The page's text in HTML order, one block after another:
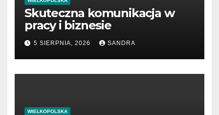
Skuteczna komunikacja w
pracy i biznesie
5 SIERPNIA, 2026 SANDRA
WIELKOPOLSKA